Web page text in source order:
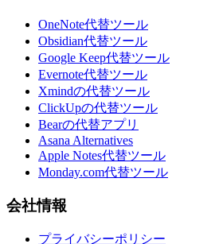
OneNote代替ツール
Obsidian代替ツール
Google Keep代替ツール
Evernote代替ツール
Xmindの代替ツール
ClickUpの代替ツール
Bearの代替アプリ
Asana Alternatives
Apple Notes代替ツール
Monday.com代替ツール
会社情報
プライバシーポリシー